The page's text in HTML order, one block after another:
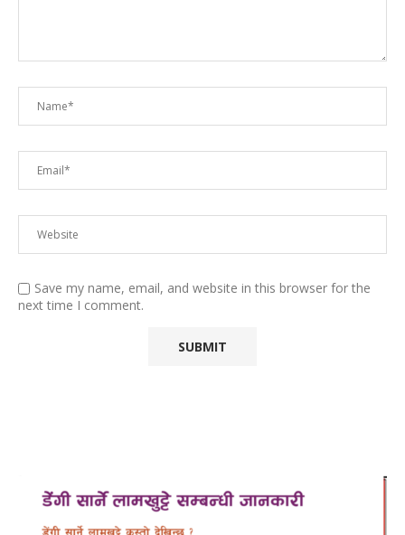
Save my name, email, and website in this browser for the
next time I comment.